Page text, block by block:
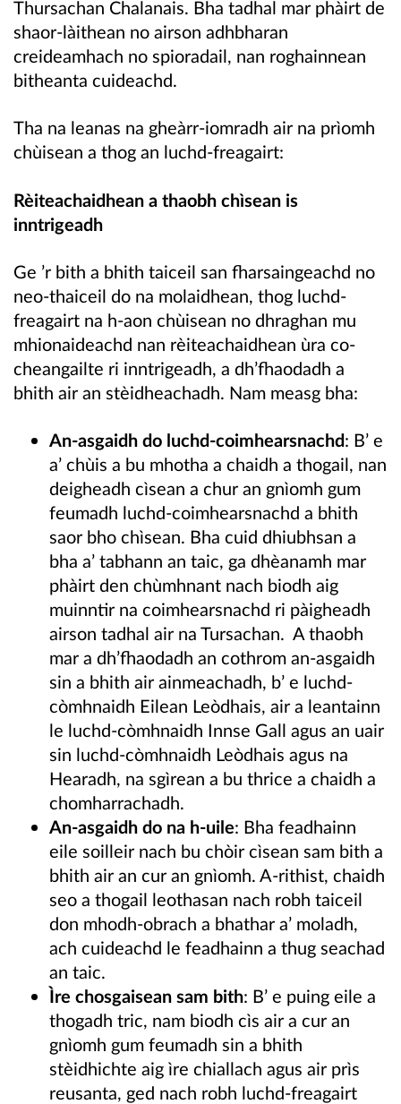
Thursachan Chalanais. Bha tadhal mar phàirt de
shaor-làithean no airson adhbharan
creideamhach no spioradail, nan roghainnean
bitheanta cuideachd.
Tha na leanas na gheàrr-iomradh air na prìomh
chùisean a thog an luchd-freagairt:
Rèiteachaidhean a thaobh chìsean is
inntrigeadh
Ge ’r bith a bhith taiceil san fharsaingeachd no
neo-thaiceil do na molaidhean, thog luchd-
freagairt na h-aon chùisean no dhraghan mu
mhionaideachd nan rèiteachaidhean ùra co-
cheangailte ri inntrigeadh, a dh’fhaodadh a
bhith air an stèidheachadh. Nam measg bha:
An-asgaidh do luchd-coimhearsnachd: B’ e
a’ chùis a bu mhotha a chaidh a thogail, nan
deigheadh cìsean a chur an gnìomh gum
feumadh luchd-coimhearsnachd a bhith
saor bho chìsean. Bha cuid dhiubhsan a
bha a’ tabhann an taic, ga dhèanamh mar
phàirt den chùmhnant nach biodh aig
muinntir na coimhearsnachd ri pàigheadh
airson tadhal air na Tursachan. A thaobh
mar a dh’fhaodadh an cothrom an-asgaidh
sin a bhith air ainmeachadh, b’ e luchd-
còmhnaidh Eilean Leòdhais, air a leantainn
le luchd-còmhnaidh Innse Gall agus an uair
sin luchd-còmhnaidh Leòdhais agus na
Hearadh, na sgìrean a bu thrice a chaidh a
chomharrachadh.
An-asgaidh do na h-uile: Bha feadhainn
eile soilleir nach bu chòir cìsean sam bith a
bhith air an cur an gnìomh. A-rithist, chaidh
seo a thogail leothasan nach robh taiceil
don mhodh-obrach a bhathar a’ moladh,
ach cuideachd le feadhainn a thug seachad
an taic.
Ìre chosgaisean sam bith: B’ e puing eile a
thogadh tric, nam biodh cìs air a cur an
gnìomh gum feumadh sin a bhith
stèidhichte aig ìre chiallach agus air prìs
reusanta, ged nach robh luchd-freagairt